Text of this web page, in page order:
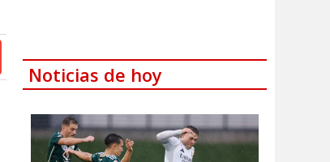
Noticias de hoy